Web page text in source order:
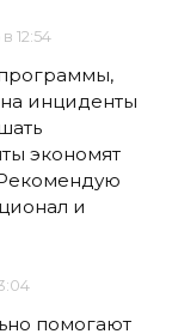
12:54
инциденты
экономят
и
помогают